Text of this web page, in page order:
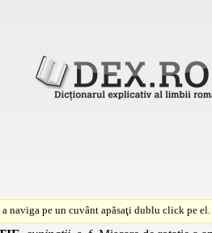
a naviga pe un cuvânt apăsaţi dublu click pe el.